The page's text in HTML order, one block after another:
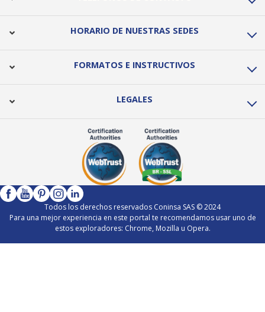
HORARIO DE NUESTRAS SEDES
FORMATOS E INSTRUCTIVOS
LEGALES
Todos los derechos reservados Coninsa SAS © 2024
Para una mejor experiencia en este portal te recomendamos usar uno de
estos exploradores: Chrome, Mozilla u Opera.